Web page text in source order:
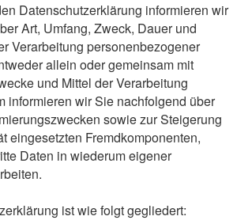
Datenschutzerklärung informieren wir
Art, Umfang, Zweck, Dauer und
Verarbeitung personenbezogener
allein oder gemeinsam mit
und Mittel der Verarbeitung
informieren wir Sie nachfolgend über
sowie zur Steigerung
eingesetzten Fremdkomponenten,
Daten in wiederum eigener
ist wie folgt gegliedert: